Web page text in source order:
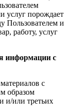
услуг порождает
Пользователем и
работу, услуг
информации с
с
образом
и/или третьих